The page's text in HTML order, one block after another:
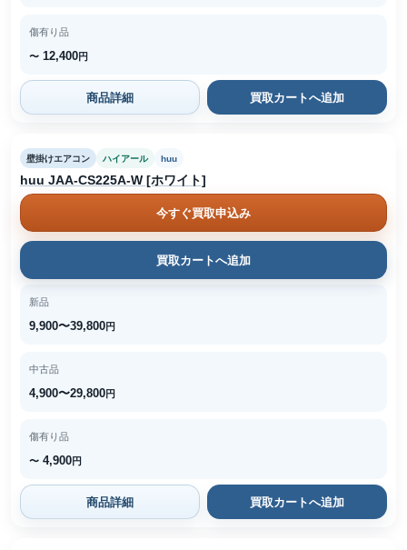
傷有り品
〜 12,400円
商品詳細 買取カートへ追加
壁掛けエアコン ハイアール huu
huu JAA-CS225A-W [ホワイト]
今すぐ買取申込み
買取カートへ追加
新品
9,900〜39,800円
中古品
4,900〜29,800円
傷有り品
〜 4,900円
商品詳細 買取カートへ追加